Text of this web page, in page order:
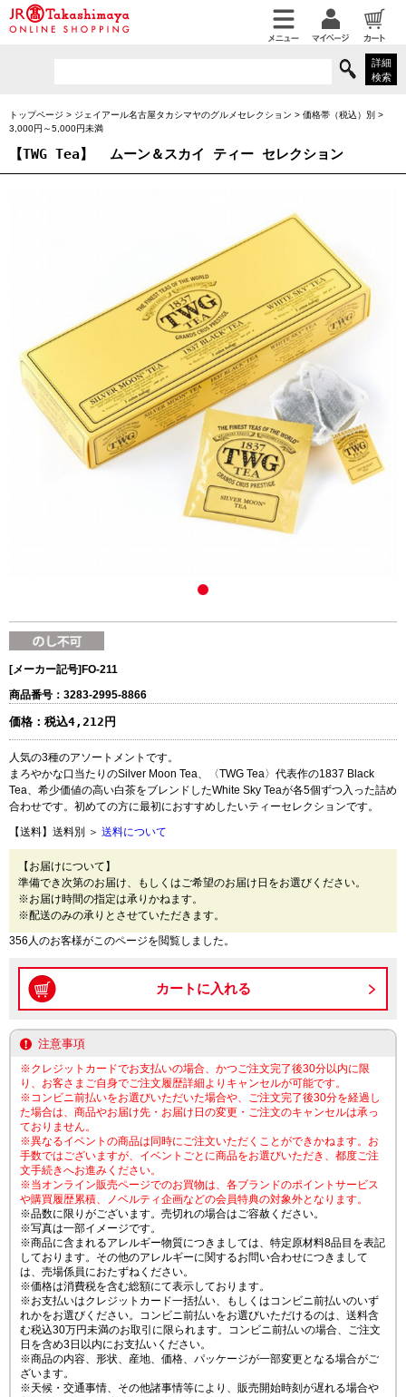
詳細
検索
トップページ > ジェイアール名古屋タカシマヤのグルメセレクション > 価格帯（税込）別 >
3,000円～5,000円未満
【TWG Tea】 ムーン＆スカイ ティー セレクション
[メーカー記号] FO-211
商品番号：3283-2995-8866
価格： 税込4,212円
人気の3種のアソートメントです。
まろやかな口当たりのSilver Moon Tea、〈TWG Tea〉代表作の1837 Black
Tea、希少価値の高い白茶をブレンドしたWhite Sky Teaが各5個ずつ入った詰め
合わせです。初めての方に最初におすすめしたいティーセレクションです。
【送料】送料別 ＞ 送料について
【お届けについて】
準備でき次第のお届け、もしくはご希望のお届け日をお選びください。
※お届け時間の指定は承りかねます。
※配送のみの承りとさせていただきます。
356人のお客様がこのページを閲覧しました。
注意事項
※クレジットカードでお支払いの場合、かつご注文完了後30分以内に限
り、お客さまご自身でご注文履歴詳細よりキャンセルが可能です。
※コンビニ前払いをお選びいただいた場合や、ご注文完了後30分を経過し
た場合は、商品やお届け先・お届け日の変更・ご注文のキャンセルは承っ
ておりません。
※異なるイベントの商品は同時にご注文いただくことができかねます。お
手数ではございますが、イベントごとに商品をお選びいただき、都度ご注
文手続きへお進みください。
※当オンライン販売ページでのお買物は、各ブランドのポイントサービス
や購買履歴累積、ノベルティ企画などの会員特典の対象外となります。
※品数に限りがございます。売切れの場合はご容赦ください。
※写真は一部イメージです。
※商品に含まれるアレルギー物質につきましては、特定原材料8品目を表記
しております。その他のアレルギーに関するお問い合わせにつきまして
は、売場係員におたずねください。
※価格は消費税を含む総額にて表示しております。
※お支払いはクレジットカード一括払い、もしくはコンビニ前払いのいず
れかをお選びください。コンビニ前払いをお選びいただけるのは、送料含
む税込30万円未満のお取引に限られます。コンビニ前払いの場合、ご注文
日を含め3日以内にお支払いください。
※商品の内容、形状、産地、価格、パッケージが一部変更となる場合がご
ざいます。
※天候・交通事情、その他諸事情等により、販売開始時刻が遅れる場合や